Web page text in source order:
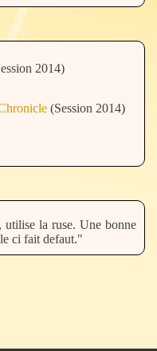
2014)
(Session 2014)
la ruse. Une bonne
ci fait defaut."